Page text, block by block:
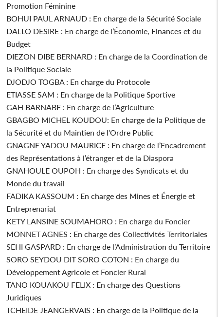
Promotion Féminine
BOHUI PAUL ARNAUD : En charge de la Sécurité Sociale
DALLO DESIRE : En charge de l’Économie, Finances et du
Budget
DIEZON DIBE BERNARD : En charge de la Coordination de
la Politique Sociale
DJODJO TOGBA : En charge du Protocole
ETIASSE SAM : En charge de la Politique Sportive
GAH BARNABE : En charge de l’Agriculture
GBAGBO MICHEL KOUDOU: En charge de la Politique de
la Sécurité et du Maintien de l’Ordre Public
GNAGNE YADOU MAURICE : En charge de l’Encadrement
des Représentations à l’étranger et de la Diaspora
GNAHOULE OUPOH : En charge des Syndicats et du
Monde du travail
FADIKA KASSOUM : En charge des Mines et Énergie et
Entreprenariat
KETY LANSINE SOUMAHORO : En charge du Foncier
MONNET AGNES : En charge des Collectivités Territoriales
SEHI GASPARD : En charge de l’Administration du Territoire
SORO SEYDOU DIT SORO COTON : En charge du
Développement Agricole et Foncier Rural
TANO KOUAKOU FELIX : En charge des Questions
Juridiques
TCHEIDE JEANGERVAIS : En charge de la Politique de la